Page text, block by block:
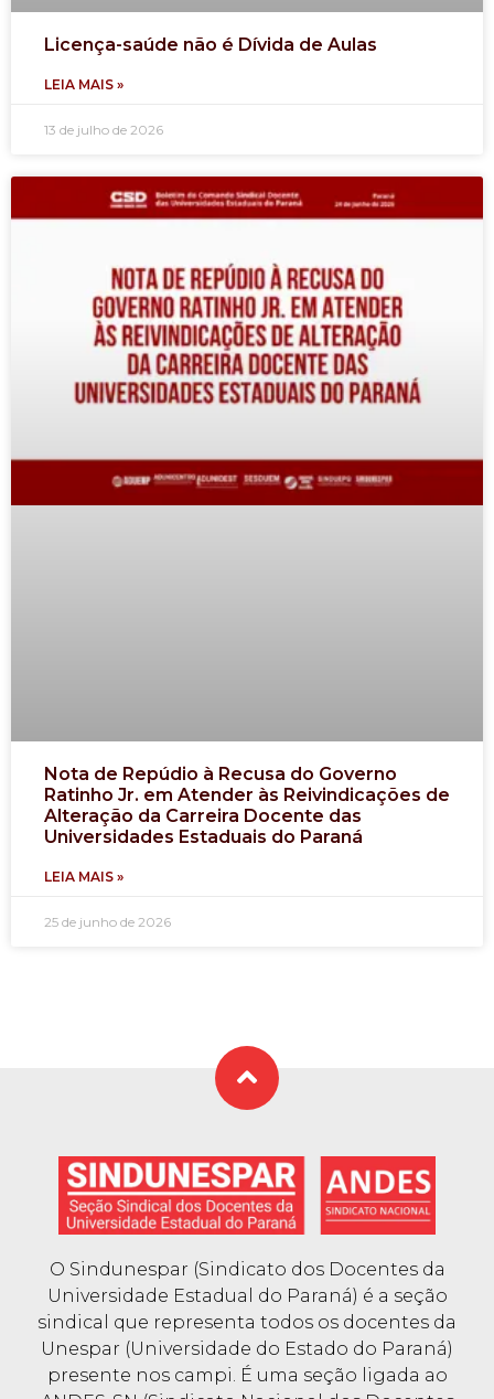
Licença-saúde não é Dívida de Aulas
LEIA MAIS »
13 de julho de 2026
Nota de Repúdio à Recusa do Governo
Ratinho Jr. em Atender às Reivindicações de
Alteração da Carreira Docente das
Universidades Estaduais do Paraná
LEIA MAIS »
25 de junho de 2026
O Sindunespar (Sindicato dos Docentes da
Universidade Estadual do Paraná) é a seção
sindical que representa todos os docentes da
Unespar (Universidade do Estado do Paraná)
presente nos campi. É uma seção ligada ao